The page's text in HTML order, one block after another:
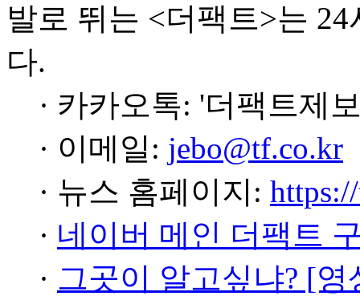
발로 뛰는 <더팩트>는
다.
· 카카오톡: '더팩트제
· 이메일: jebo@tf.co.kr
· 뉴스 홈페이지:
· 네이버 메인 더팩트
· 그곳이 알고싶냐? [